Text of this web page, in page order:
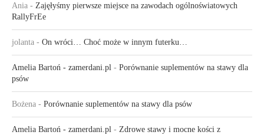
Ania - Zajęłyśmy pierwsze miejsce na zawodach ogólnoświatowych
RallyFrEe
jolanta - On wróci… Choć może w innym futerku…
Amelia Bartoń - zamerdani.pl - Porównanie suplementów na stawy dla
psów
Bożena - Porównanie suplementów na stawy dla psów
Amelia Bartoń - zamerdani.pl - Zdrowe stawy i mocne kości z